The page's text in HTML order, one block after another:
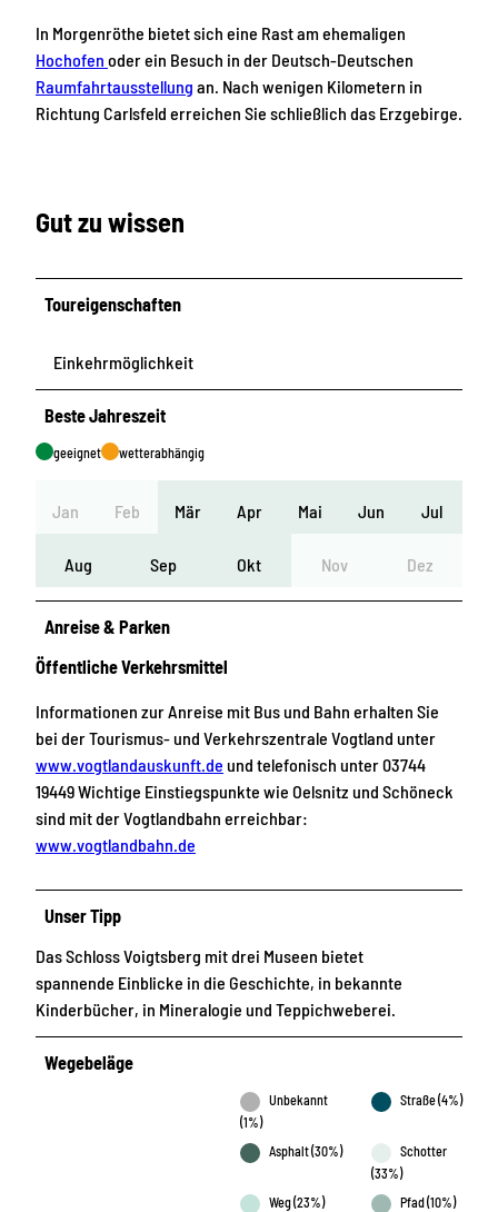
In Morgenröthe bietet sich eine Rast am ehemaligen
Hochofen oder ein Besuch in der Deutsch-Deutschen
Raumfahrtausstellung an. Nach wenigen Kilometern in
Richtung Carlsfeld erreichen Sie schließlich das Erzgebirge.
Gut zu wissen
Toureigenschaften
Einkehrmöglichkeit
Beste Jahreszeit
geeignet wetterabhängig
Jan Feb Mär Apr Mai Jun Jul
Aug Sep Okt Nov Dez
Anreise & Parken
Öffentliche Verkehrsmittel
Informationen zur Anreise mit Bus und Bahn erhalten Sie
bei der Tourismus- und Verkehrszentrale Vogtland unter
www.vogtlandauskunft.de und telefonisch unter 03744
19449 Wichtige Einstiegspunkte wie Oelsnitz und Schöneck
sind mit der Vogtlandbahn erreichbar:
www.vogtlandbahn.de
Unser Tipp
Das Schloss Voigtsberg mit drei Museen bietet
spannende Einblicke in die Geschichte, in bekannte
Kinderbücher, in Mineralogie und Teppichweberei.
Wegebeläge
Unbekannt
(1%)
Straße (4%)
Asphalt (30%)
Schotter
(33%)
Weg (23%)
Pfad (10%)